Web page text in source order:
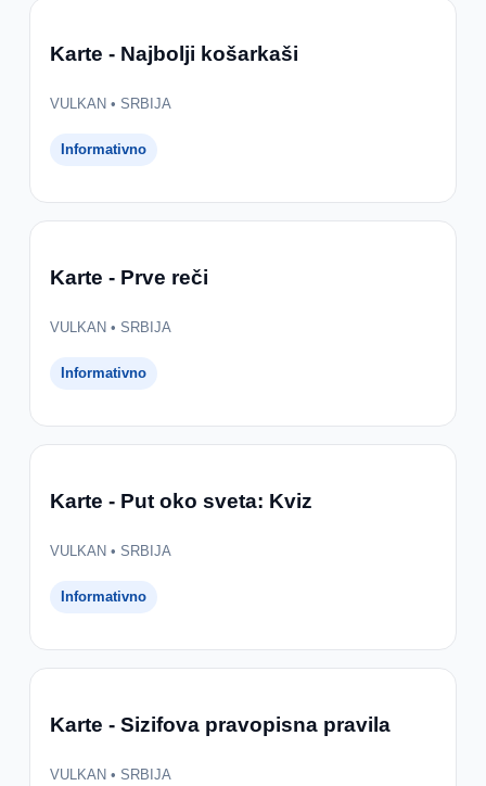
Karte - Najbolji košarkaši
VULKAN • SRBIJA
Informativno
Karte - Prve reči
VULKAN • SRBIJA
Informativno
Karte - Put oko sveta: Kviz
VULKAN • SRBIJA
Informativno
Karte - Sizifova pravopisna pravila
VULKAN • SRBIJA